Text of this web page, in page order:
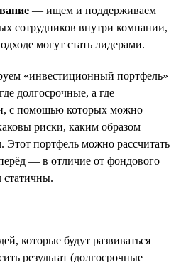
— ищем и поддерживаем
сотрудников внутри компании,
могут стать лидерами.
«инвестиционный портфель»
долгосрочные, а где
с помощью которых можно
риски, каким образом
Этот портфель можно рассчитать
— в отличие от фондового
статичны.
которые будут развиваться
результат (долгосрочные